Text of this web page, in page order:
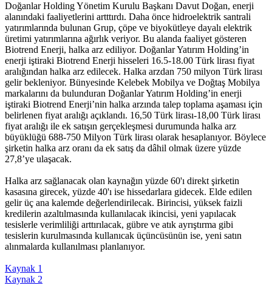
Doğanlar Holding Yönetim Kurulu Başkanı Davut Doğan, enerji
alanındaki faaliyetlerini artttırdı. Daha önce hidroelektrik santrali
yatırımlarında bulunan Grup, çöpe ve biyokütleye dayalı elektrik
üretimi yatırımlarına ağırlık veriyor. Bu alanda faaliyet gösteren
Biotrend Enerji, halka arz ediliyor. Doğanlar Yatırım Holding’in
enerji iştiraki Biotrend Enerji hisseleri 16.5-18.00 Türk lirası fiyat
aralığından halka arz edilecek. Halka arzdan 750 milyon Türk lirası
gelir bekleniyor. Bünyesinde Kelebek Mobilya ve Doğtaş Mobilya
markalarını da bulunduran Doğanlar Yatırım Holding’in enerji
iştiraki Biotrend Enerji’nin halka arzında talep toplama aşaması için
belirlenen fiyat aralığı açıklandı. 16,50 Türk lirası-18,00 Türk lirası
fiyat aralığı ile ek satışın gerçekleşmesi durumunda halka arz
büyüklüğü 688-750 Milyon Türk lirası olarak hesaplanıyor. Böylece
şirketin halka arz oranı da ek satış da dâhil olmak üzere yüzde
27,8’ye ulaşacak.
Halka arz sağlanacak olan kaynağın yüzde 60'ı direkt şirketin
kasasına girecek, yüzde 40'ı ise hissedarlara gidecek. Elde edilen
gelir üç ana kalemde değerlendirilecak. Birincisi, yüksek faizli
kredilerin azaltılmasında kullanılacak ikincisi, yeni yapılacak
tesislerle verimliliği arttırılacak, gübre ve atık ayrıştırma gibi
tesislerin kurulmasında kullanıcak üçüncüsünün ise, yeni satın
alınmalarda kullanılması planlanıyor.
Kaynak 1
Kaynak 2